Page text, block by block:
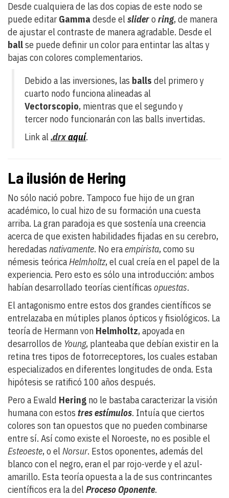
Desde cualquiera de las dos copias de este nodo se
puede editar Gamma desde elslidero ring, de manera
de ajustar el contraste de manera agradable. Desde el
ballse puede definir un color para entintar las altas y
bajas con colores complementarios.
Debido a las inversiones, las ballsdel primero y
cuarto nodo funciona alineadas al
Vectorscopio, mientras que el segundo y
tercer nodo funcionarán con las balls invertidas.
Link al.drxaquí.
La ilusión de Hering
No sólo nació pobre. Tampoco fue hijo de un gran
académico, lo cual hizo de su formación una cuesta
arriba. La gran paradoja es que sostenía una creencia
acerca de que existen habilidades fijadas en su cerebro,
heredadas nativamente. No eraempirista, como su
némesis teóricaHelmholtz, el cual creía en el papel de la
experiencia. Pero esto es sólo una introducción: ambos
habían desarrollado teorías científicas opuestas.
El antagonismo entre estos dos grandes científicos se
entrelazaba en mútiples planos ópticos y fisiológicos. La
teoría de Hermann von Helmholtz, apoyada en
desarrollos de Young, planteaba que debían existir en la
retina tres tipos de fotorreceptores, los cuales estaban
especializados en diferentes longitudes de onda. Esta
hipótesis se ratificó 100 años después.
Pero a Ewald Hering no le bastaba caracterizar la visión
humana con estos tres estímulos. Intuía que ciertos
colores son tan opuestos que no pueden combinarse
entre sí. Así como existe el Noroeste, no es posible el
Esteoeste, o elNorsur. Estos oponentes, además del
blanco con el negro, eran el par rojo-verde y el azul-
amarillo. Esta teoría opuesta a la de sus contrincantes
científicos era la delProceso Oponente.